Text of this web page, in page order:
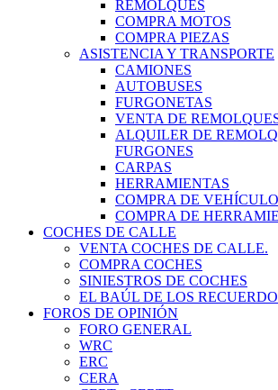
REMOLQUES
COMPRA MOTOS
COMPRA PIEZAS
ASISTENCIA Y TRANSPORTE
CAMIONES
AUTOBUSES
FURGONETAS
VENTA DE
ALQUILER DE
FURGONES
CARPAS
HERRAMIENTAS
COMPRA DE
COMPRA DE
COCHES DE CALLE
VENTA COCHES DE CALLE.
COMPRA COCHES
SINIESTROS DE COCHES
EL BAÚL DE LOS
FOROS DE OPINIÓN
FORO GENERAL
WRC
ERC
CERA